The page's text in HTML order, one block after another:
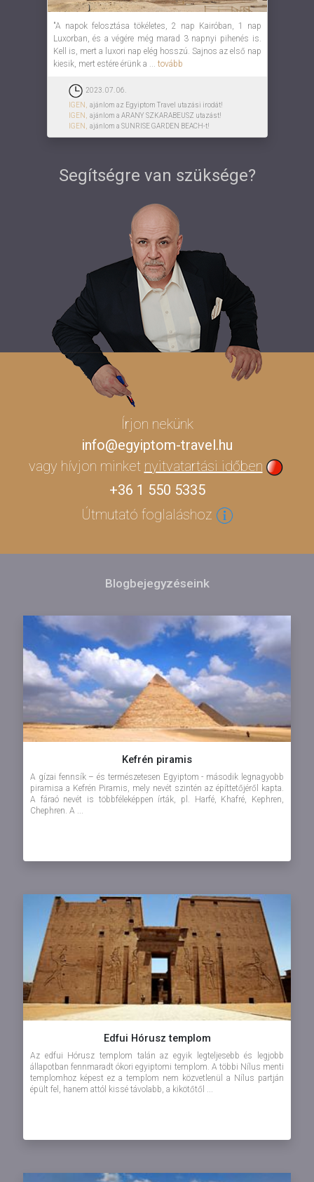
"A napok felosztása tökéletes, 2 nap Kairóban, 1 nap
Luxorban, és a végére még marad 3 napnyi pihenés is.
Kell is, mert a luxori nap elég hosszú. Sajnos az első nap
kiesik, mert estére érünk a ... tovább
2023. 07. 06.
IGEN,
ajánlom az Egyiptom Travel utazási irodát!
IGEN,
ajánlom a ARANY SZKARABEUSZ utazást!
IGEN,
ajánlom a SUNRISE GARDEN BEACH-t!
Segítségre van szüksége?
Írjon nekünk
info@egyiptom-travel.hu
vagy hívjon minket nyitvatartási időben
+36 1 550 5335
Útmutató foglaláshoz
Blogbejegyzéseink
Kefrén piramis
A gízai fennsík – és természetesen Egyiptom - második legnagyobb
piramisa a Kefrén Piramis, mely nevét szintén az építtetőjéről kapta.
A fáraó nevét is többféleképpen írták, pl. Harfé, Khafré, Kephren,
Chephren. A ...
Edfui Hórusz templom
Az edfui Hórusz templom talán az egyik legteljesebb és legjobb
állapotban fennmaradt ókori egyiptomi templom. A többi Nílus menti
templomhoz képest ez a templom nem közvetlenül a Nílus partján
épült fel, hanem attól kissé távolabb, a kikötőtől ...